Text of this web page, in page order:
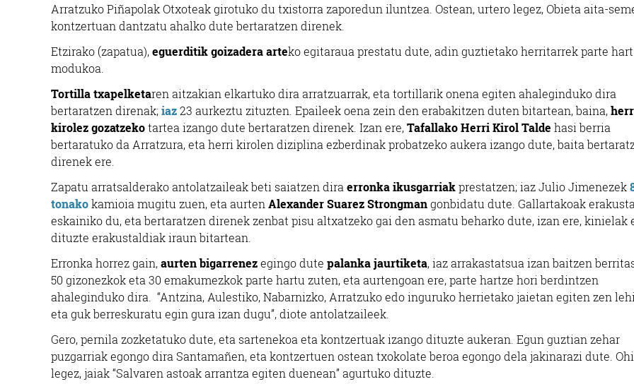
Arratzuko Piñapolak Otxoteak girotuko du txistorra zaporedun iluntzea. Ostean, urtero legez, Obieta aita-
kontzertuan dantzatu ahalko dute bertaratzen direnek.
Etzirako (zapatua),eguerditik goizadera arteko egitaraua prestatu dute, adin guztietako herritarrek parte
modukoa.
Tortilla txapelketaren aitzakian elkartuko dira arratzuarrak, eta tortillarik onena egiten ahaleginduko dira
bertaratzen direnak;iaz23 aurkeztu zituzten. Epaileek oena zein den erabakitzen duten bitartean, baina,
kirolez gozatzekotartea izango dute bertaratzen direnek. Izan ere,Tafallako Herri Kirol Talde hasi berria
bertaratuko da Arratzura, eta herri kirolen diziplina ezberdinak probatzeko aukera izango dute, baita
direnek ere.
Zapatu arratsalderako antolatzaileak beti saiatzen dira erronka ikusgarriakprestatzen; iaz Julio Jimenezek
tonakokamioia mugitu zuen, eta aurten Alexander Suarez Strongmangonbidatu dute. Gallartakoak
eskainiko du, eta bertaratzen direnek zenbat pisu altxatzeko gai den asmatu beharko dute, izan ere, kinielak
dituzte erakustaldiak iraun bitartean.
Erronka horrez gain,aurten bigarrenezegingo dute palanka jaurtiketa, iaz arrakastatsua izan baitzen
50 gizonezkok eta 30 emakumezkok parte hartu zuten, eta aurtengoan ere, parte hartze hori berdintzen
ahaleginduko dira. “Antzina, Aulestiko, Nabarnizko, Arratzuko edo inguruko herrietako jaietan egiten zen
eta guk berreskuratu egin gura izan dugu”, diote antolatzaileek.
Gero, pernila zozketatuko dute, eta sartenekoa eta kontzertuak izango dituzte aukeran. Egun guztian zehar
puzgarriak egongo dira Santamañen, eta kontzertuen ostean txokolate beroa egongo dela jakinarazi dute. Ohi
legez, jaiak “Salvaren astoak arrantza egiten duenean” agurtuko dituzte.